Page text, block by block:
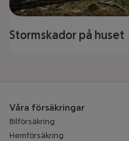
Stormskador på huset
Våra försäkringar
Bilförsäkring
Hemförsäkring